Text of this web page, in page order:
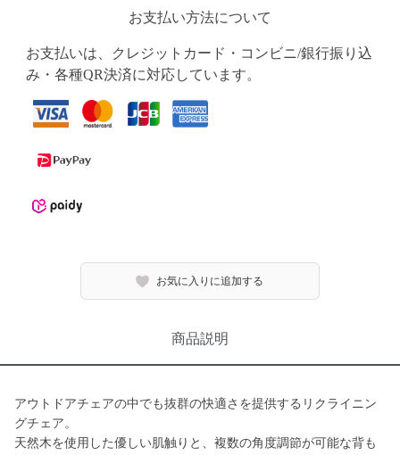
お支払い方法について
お支払いは、クレジットカード・コンビニ/銀行振り込
み・各種QR決済に対応しています。
お気に入りに追加する
商品説明
アウトドアチェアの中でも抜群の快適さを提供するリクライニン
グチェア。
天然木を使用した優しい肌触りと、複数の角度調節が可能な背も